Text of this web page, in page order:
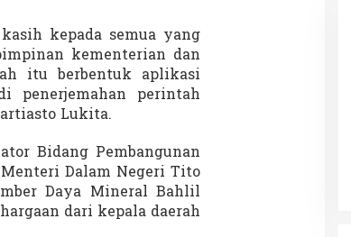
kepada semua yang
kementerian dan
itu berbentuk aplikasi
penerjemahan perintah
Lukita.
Bidang Pembangunan
Dalam Negeri Tito
Daya Mineral Bahlil
dari kepala daerah
Eksplore Meranti – Yok ke Meranti
2024